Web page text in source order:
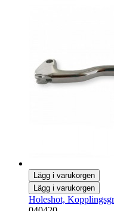
Lägg i varukorgen
Lägg i varukorgen
Holeshot,